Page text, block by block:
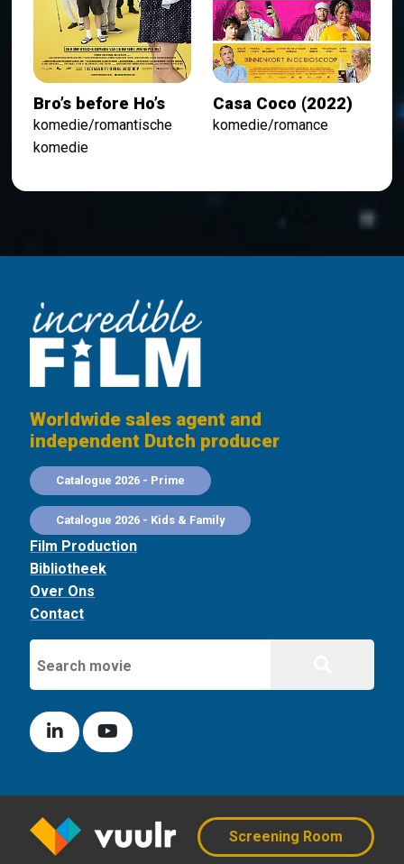
Bro’s before Ho’s
komedie/romantische
komedie
Casa Coco (2022)
komedie/romance
Worldwide sales agent and
independent Dutch producer
Catalogue 2026 - Prime
Catalogue 2026 - Kids & Family
Film Production
Bibliotheek
Over Ons
Contact
Screening Room